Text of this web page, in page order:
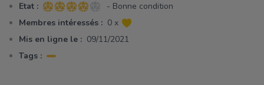
Etat : 4 sur 5 étoiles
- Bonne condition
Membres intéressés : 0 x
Mis en ligne le : 09/11/2021
Tags :